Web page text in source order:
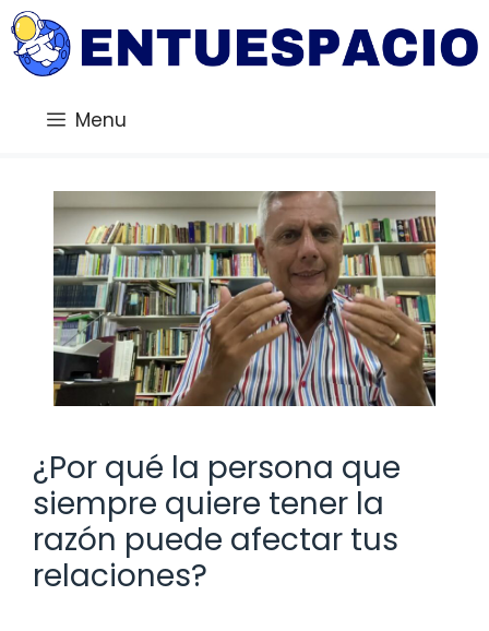
Saltar
al
contenido
Menu
¿Por qué la persona que
siempre quiere tener la
razón puede afectar tus
relaciones?